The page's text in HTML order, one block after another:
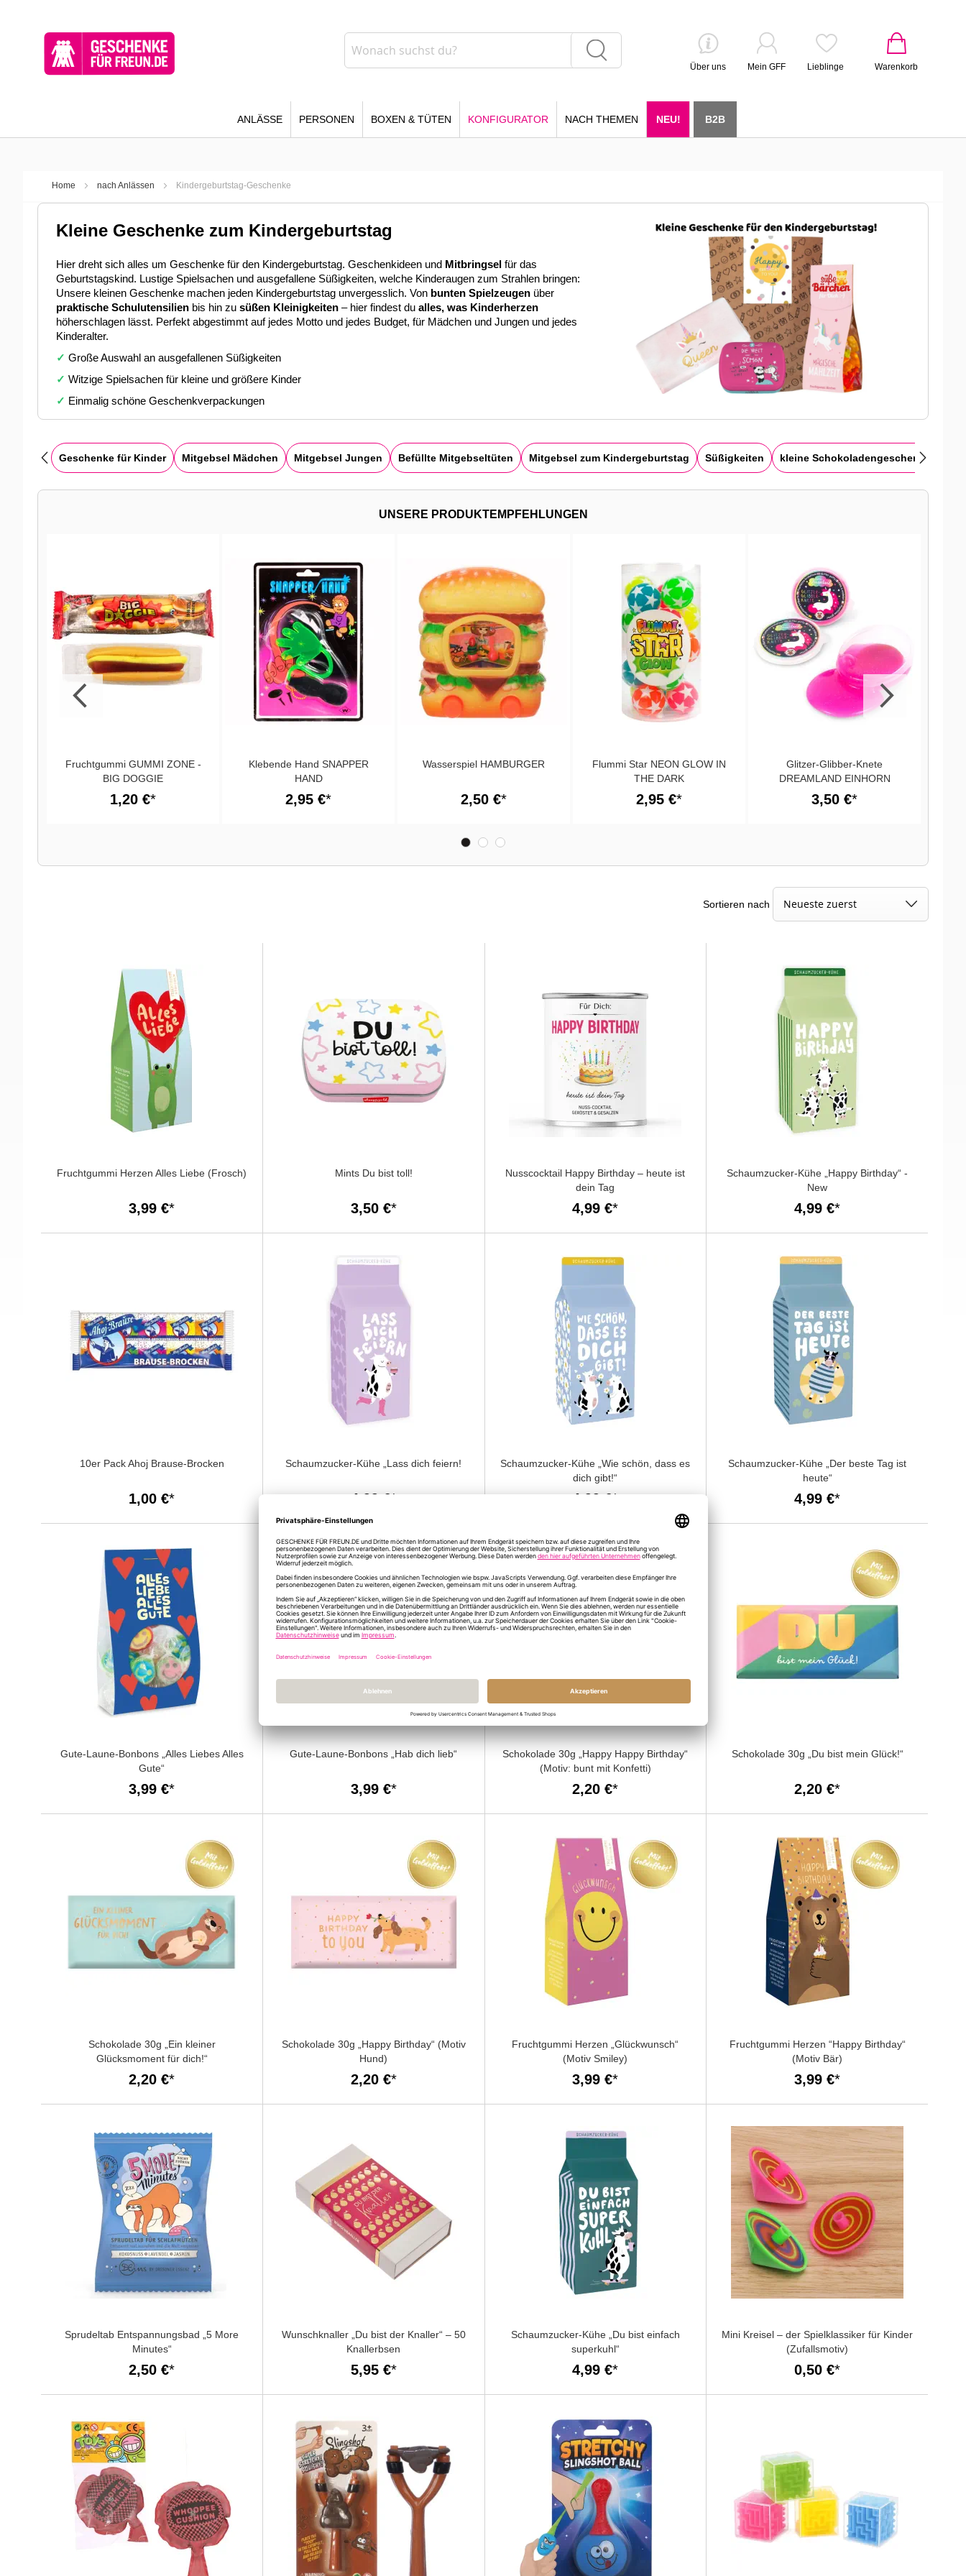
Warenkorb
Über uns Mein GFF Lieblinge
ANLÄSSE PERSONEN BOXEN & TÜTEN KONFIGURATOR NACH THEMEN NEU! B2B
Home nach Anlässen Kindergeburtstag-Geschenke
Kleine Geschenke zum Kindergeburtstag
Hier dreht sich alles um Geschenke für den Kindergeburtstag. Geschenkideen und Mitbringsel für das
Geburtstagskind. Lustige Spielsachen und ausgefallene Süßigkeiten, welche Kinderaugen zum Strahlen bringen:
Unsere kleinen Geschenke machen jeden Kindergeburtstag unvergesslich. Von bunten Spielzeugen über
praktische Schulutensilien bis hin zu süßen Kleinigkeiten – hier findest du alles, was Kinderherzen
höherschlagen lässt. Perfekt abgestimmt auf jedes Motto und jedes Budget, für Mädchen und Jungen und jedes
Kinderalter.
✓ Große Auswahl an ausgefallenen Süßigkeiten
✓ Witzige Spielsachen für kleine und größere Kinder
✓ Einmalig schöne Geschenkverpackungen
Geschenke für Kinder Mitgebsel Mädchen Mitgebsel Jungen Befüllte Mitgebseltüten Mitgebsel zum Kindergeburtstag Süßigkeiten kleine Schokoladengeschenke
UNSERE PRODUKTEMPFEHLUNGEN
Fruchtgummi GUMMI ZONE -
BIG DOGGIE
1,20 €
Klebende Hand SNAPPER
HAND
2,95 €
Wasserspiel HAMBURGER
2,50 €
Flummi Star NEON GLOW IN
THE DARK
2,95 €
Glitzer-Glibber-Knete
DREAMLAND EINHORN
3,50 €
Sortieren nach
Fruchtgummi Herzen Alles Liebe (Frosch)
3,99 €
Mints Du bist toll!
3,50 €
Nusscocktail Happy Birthday – heute ist
dein Tag
4,99 €
Schaumzucker-Kühe „Happy Birthday“ -
New
4,99 €
10er Pack Ahoj Brause-Brocken
1,00 €
Schaumzucker-Kühe „Lass dich feiern!
4,99 €
Schaumzucker-Kühe „Wie schön, dass es
dich gibt!“
4,99 €
Schaumzucker-Kühe „Der beste Tag ist
heute“
4,99 €
Gute-Laune-Bonbons „Alles Liebes Alles
Gute“
3,99 €
Gute-Laune-Bonbons „Hab dich lieb“
3,99 €
Schokolade 30g „Happy Happy Birthday“
(Motiv: bunt mit Konfetti)
2,20 €
Schokolade 30g „Du bist mein Glück!“
2,20 €
Schokolade 30g „Ein kleiner
Glücksmoment für dich!“
2,20 €
Schokolade 30g „Happy Birthday“ (Motiv
Hund)
2,20 €
Fruchtgummi Herzen „Glückwunsch“
(Motiv Smiley)
3,99 €
Fruchtgummi Herzen “Happy Birthday“
(Motiv Bär)
3,99 €
Sprudeltab Entspannungsbad „5 More
Minutes“
2,50 €
Wunschknaller „Du bist der Knaller“ – 50
Knallerbsen
5,95 €
Schaumzucker-Kühe „Du bist einfach
superkuhl“
4,99 €
Mini Kreisel – der Spielklassiker für Kinder
(Zufallsmotiv)
0,50 €